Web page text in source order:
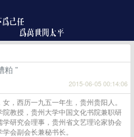
粕 ”
2015-06-05 00:14:06
，西历一九五一年生，贵州贵阳人。
教授，贵州大学中国文化书院兼职研
学研究会理事，贵州省文艺理论家协会
会副会长兼秘书长。